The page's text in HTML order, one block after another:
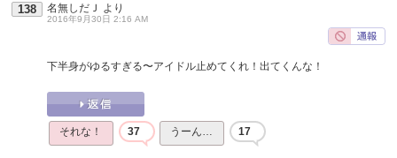
138 名無しだＪ より
2016年9月30日 2:16 AM
下半身がゆるすぎる〜アイドル止めてくれ！出てくんな！
それな！ 37 うーん… 17